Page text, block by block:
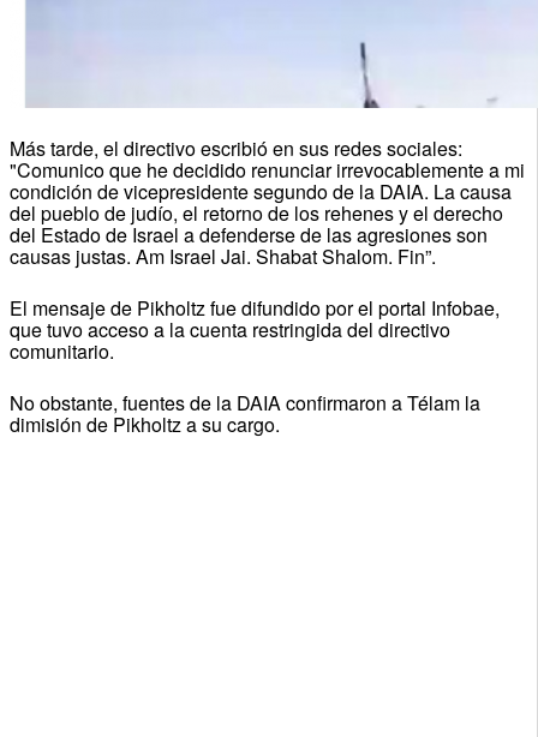
Más tarde, el directivo escribió en sus redes sociales:
"Comunico que he decidido renunciar irrevocablemente a mi
condición de vicepresidente segundo de la DAIA. La causa
del pueblo de judío, el retorno de los rehenes y el derecho
del Estado de Israel a defenderse de las agresiones son
causas justas. Am Israel Jai. Shabat Shalom. Fin”.
El mensaje de Pikholtz fue difundido por el portal Infobae,
que tuvo acceso a la cuenta restringida del directivo
comunitario.
No obstante, fuentes de la DAIA confirmaron a Télam la
dimisión de Pikholtz a su cargo.